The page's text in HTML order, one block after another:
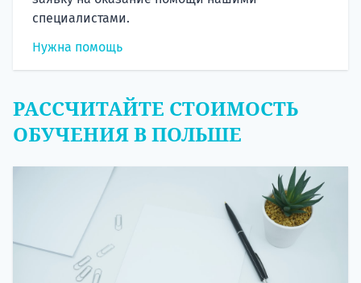
специалистами.
Нужна помощь
РАССЧИТАЙТЕ СТОИМОСТЬ
ОБУЧЕНИЯ В ПОЛЬШЕ